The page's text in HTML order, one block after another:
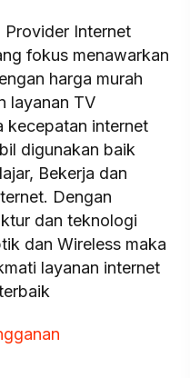
Provider Internet
fokus menawarkan
harga murah
layanan TV
kecepatan internet
digunakan baik
Bekerja dan
Dengan
dan teknologi
dan Wireless maka
layanan internet